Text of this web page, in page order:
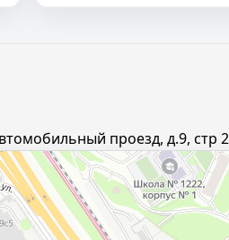
проезд, д.9, стр